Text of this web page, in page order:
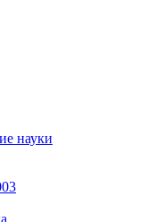
науки